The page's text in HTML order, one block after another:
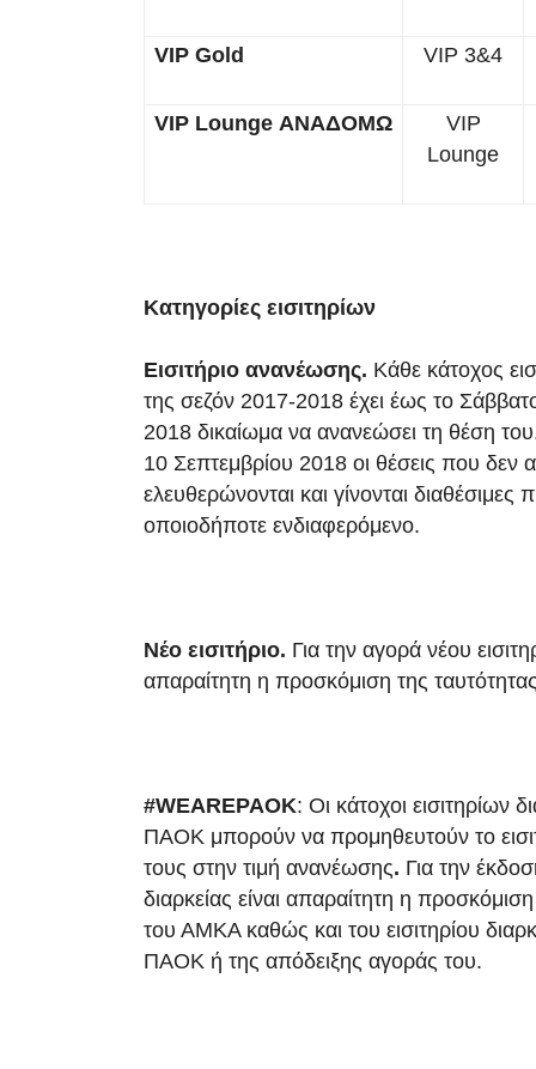
VIP Gold VIP 3&4
VIP Lounge ΑΝΑΔΟΜΩ
VIP
Lounge
Κατηγορίες εισιτηρίων
Εισιτήριο ανανέωσης. Κάθε κάτοχος
της σεζόν 2017-2018 έχει έως το
2018 δικαίωμα να ανανεώσει τη θέση
10 Σεπτεμβρίου 2018 οι θέσεις που δεν
ελευθερώνονται και γίνονται
οποιοδήποτε ενδιαφερόμενο.
Νέο εισιτήριο. Για την αγορά νέου
απαραίτητη η προσκόμιση της
#WEAREPAOK: Οι κάτοχοι εισιτηρίων
ΠΑΟΚ μπορούν να προμηθευτούν το
τους στην τιμή ανανέωσης. Για την
διαρκείας είναι απαραίτητη η
του ΑΜΚΑ καθώς και του εισιτηρίου
ΠΑΟΚ ή της απόδειξης αγοράς του.